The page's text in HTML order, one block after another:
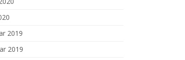
2019
2019